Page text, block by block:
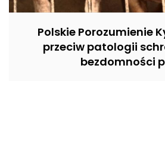
Polskie Porozumienie
przeciw patologii
bezdomności